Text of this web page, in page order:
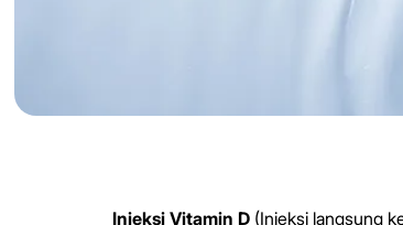
Injeksi Vitamin D (Injeksi langsung